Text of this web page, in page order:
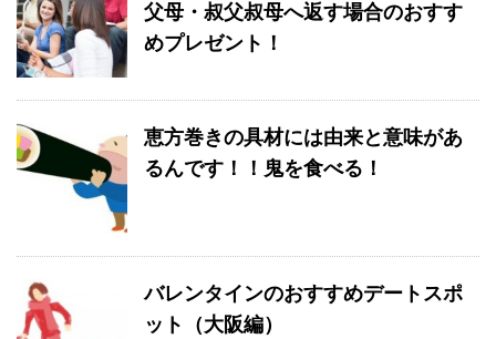
父母・叔父叔母へ返す場合のおすす
めプレゼント！
恵方巻きの具材には由来と意味があ
るんです！！鬼を食べる！
バレンタインのおすすめデートスポ
ット（大阪編）